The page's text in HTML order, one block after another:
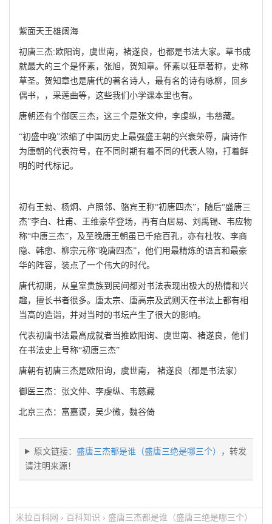
紫面天王雄阔海
初唐三杰:欧阳询，虞世南，褚遂良，也都是书法大家。草书成
就最大的三个是怀素，张旭，贺知章。怀素以狂草著称，史称
草圣。贺知章也是唐代的著名诗人，最有名的诗有咏柳，回乡
偶书，，采莲曲等，这些我们小学课本里也有。
唐朝还有个御医三杰，这三个是张文仲，李虔纵，韦慈藏。
“初盛中晚”浓缩了中国历史上最强盛王朝的兴衰荣辱，唐诗作
为唐朝的代表符号，在不同时期有着不同的代表人物，打着鲜
明的时代标记。
初有王勃、杨炯、卢照邻、骆宾王称“初唐四杰”，随后“盛唐三
杰”李白、杜甫、王维豪华登场，再有白居易、刘禹锡、韦应物
称“中唐三杰”，及至晚唐王朝虽已千疮百孔，亦有杜牧、李商
隐、韩愈、柳宗元称“晚唐四杰”，他们用最精炼的语言和最豪
华的阵容，装点了一个伟大的时代。
唐代初期，从皇室贵族到民间都对书法表现出极大的热情和兴
趣，擅长书者很多。唐太宗、唐高宗及武则天在书法上都有相
当高的造诣，并对当时的书坛产生了很大的影响。
代表初唐书法最高成就者当推欧阳询、虞世南、褚遂良，他们
在书法史上号称“初唐三杰”
唐朝有初唐三杰是欧阳询，虞世南， 褚遂良（都是书法家）
御医三杰：张文仲、李虔纵、韦慈藏
北京三杰：富嘉谟，吴少微，魏谷倚
原文链接： 盛唐三杰都是谁（盛唐三绝是哪三个）
，转发
请注明来源！
米拉百科网 › 百科知识 › 盛唐三杰都是谁（盛唐三绝是哪三个）